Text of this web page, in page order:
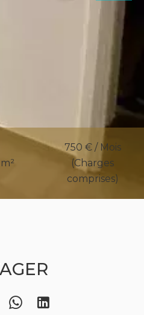
750 € / Mois
(Charges
comprises)